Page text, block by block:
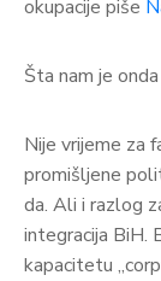
okupacije piše
Šta nam je
Nije vrijeme za
promišljene
da. Ali i razlog
integracija BiH.
kapacitetu